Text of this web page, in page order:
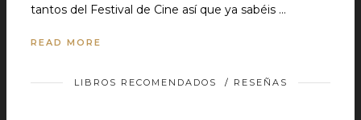
tantos del Festival de Cine así que ya sabéis …
READ MORE
LIBROS RECOMENDADOS / RESEÑAS